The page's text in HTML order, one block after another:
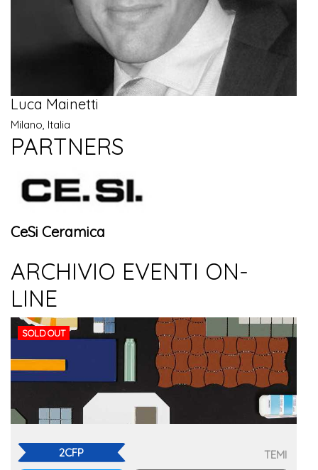
Luca Mainetti
Milano, Italia
PARTNERS
CeSi Ceramica
ARCHIVIO EVENTI ON-
LINE
SOLD OUT
2CFP TEMI